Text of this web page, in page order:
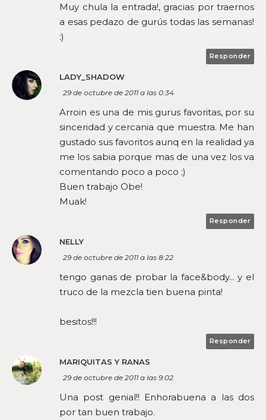
Muy chula la entrada!, gracias por traernos
a esas pedazo de gurús todas las semanas!
:)
Responder
LADY_SHADOW
29 de octubre de 2011 a las 0:34
Arroin es una de mis gurus favoritas, por su
sinceridad y cercania que muestra. Me han
gustado sus favoritos aunq en la realidad ya
me los sabia porque mas de una vez los va
comentando poco a poco ;)
Buen trabajo Obe!
Muak!
Responder
NELLY
29 de octubre de 2011 a las 8:22
tengo ganas de probar la face&body... y el
truco de la mezcla tien buena pinta!
besitos!!!
Responder
MARIQUITAS Y RANAS
29 de octubre de 2011 a las 9:02
Una post genial!! Enhorabuena a las dos
por tan buen trabajo.